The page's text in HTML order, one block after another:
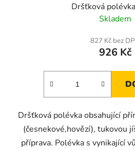
Dršťková
Skladem
827 Kč bez
926 Kč
Dršťková polévka obsahující
(česnekové,hovězí), tukovou
příprava. Polévka s vynikající